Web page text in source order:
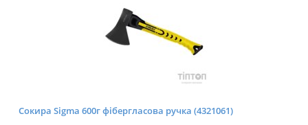
Сокира Sigma 600г фібергласова ручка (4321061)